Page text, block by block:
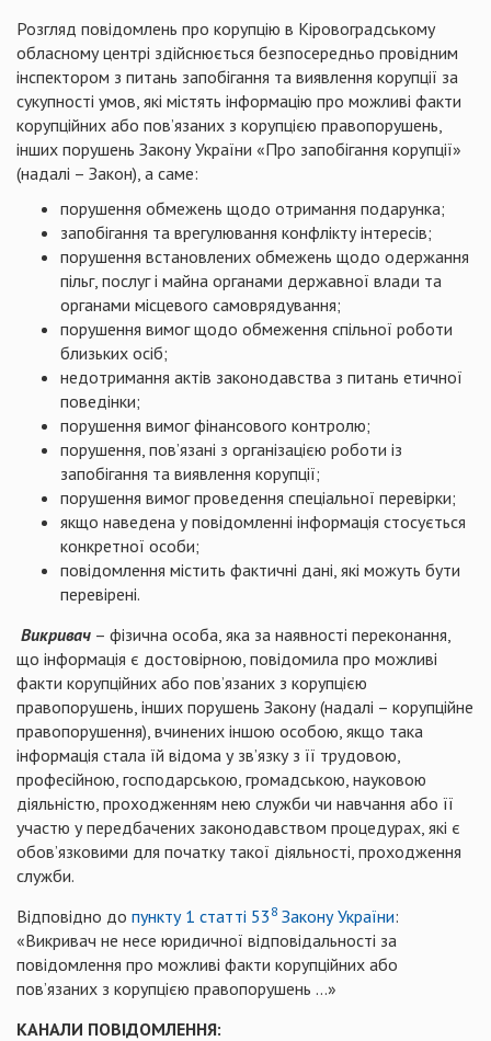
Розгляд повідомлень про корупцію в Кіровоградському
обласному центрі здійснюється безпосередньо провідним
інспектором з питань запобігання та виявлення корупції за
сукупності умов, які містять інформацію про можливі факти
корупційних або пов’язаних з корупцією правопорушень,
інших порушень Закону України «Про запобігання корупції»
(надалі – Закон), а саме:
порушення обмежень щодо отримання подарунка;
запобігання та врегулювання конфлікту інтересів;
порушення встановлених обмежень щодо одержання
пільг, послуг і майна органами державної влади та
органами місцевого самоврядування;
порушення вимог щодо обмеження спільної роботи
близьких осіб;
недотримання актів законодавства з питань етичної
поведінки;
порушення вимог фінансового контролю;
порушення, пов’язані з організацією роботи із
запобігання та виявлення корупції;
порушення вимог проведення спеціальної перевірки;
якщо наведена у повідомленні інформація стосується
конкретної особи;
повідомлення містить фактичні дані, які можуть бути
перевірені.
Викривач – фізична особа, яка за наявності переконання,
що інформація є достовірною, повідомила про можливі
факти корупційних або пов’язаних з корупцією
правопорушень, інших порушень Закону (надалі – корупційне
правопорушення), вчинених іншою особою, якщо така
інформація стала їй відома у зв’язку з її трудовою,
професійною, господарською, громадською, науковою
діяльністю, проходженням нею служби чи навчання або її
участю у передбачених законодавством процедурах, які є
обов’язковими для початку такої діяльності, проходження
служби.
Відповідно до пункту 1 статті 53 8 Закону України:
«Викривач не несе юридичної відповідальності за
повідомлення про можливі факти корупційних або
пов’язаних з корупцією правопорушень …»
КАНАЛИ ПОВІДОМЛЕННЯ: